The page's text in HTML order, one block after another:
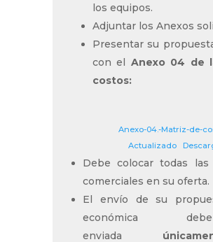
los equipos.
Adjuntar los Anexos
Presentar su
con el Anexo 04 de
costos:
Anexo-04.-Matriz-de-
Actualizado
Debe colocar todas las
comerciales en su oferta.
El envío de su
económica
enviada